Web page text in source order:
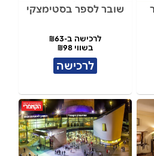
שובר לספר בסטימצקי
לרכישה ב-₪63
בשווי ₪98
לרכישה